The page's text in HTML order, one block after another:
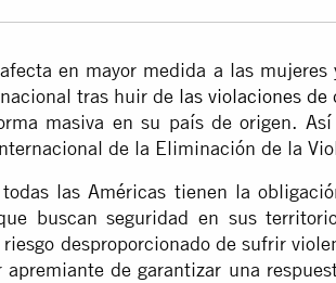
en mayor medida a las mujeres
tras huir de las violaciones de
masiva en su país de origen.
de la Eliminación de la
las Américas tienen la
buscan seguridad en sus
desproporcionado de sufrir
apremiante de garantizar una